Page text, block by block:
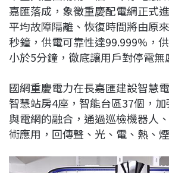
e
b
o
o
e
e
a
d
s
k
e
d
I
y
L
i
n
嘉匯落成，象徵重慶配電網正式
平均故障隔離、恢復時間將由原
秒鐘，供電可靠性達99.999%，
小於5分鐘，徹底讓用戶對停電無
國網重慶電力在長嘉匯建設智慧
智慧站房4座，智能台區37個，
與電網的融合，通過巡檢機器人
術應用，回傳聲、光、電、熱、